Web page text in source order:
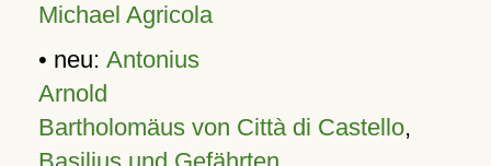
Michael Agricola
• neu: Antonius
Arnold
Bartholomäus von Città di Castello,